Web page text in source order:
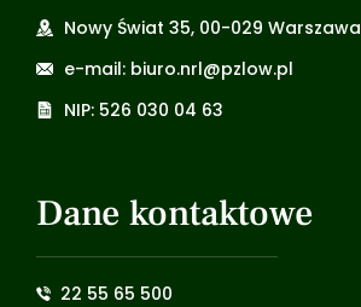
Nowy Świat 35, 00-029 Warszawa
e-mail: biuro.nrl@pzlow.pl
NIP: 526 030 04 63
Dane kontaktowe
22 55 65 500